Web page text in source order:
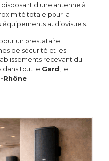
disposant d'une antenne à
totale pour la
audiovisuels.
un prestataire
de sécurité et les
recevant du
dans tout le Gard , le
Rhône